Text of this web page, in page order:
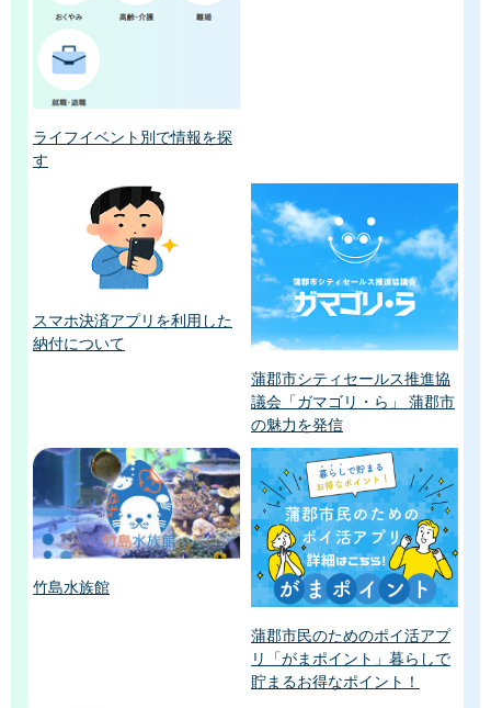
ライフイベント別で情報を探
す
スマホ決済アプリを利用した
納付について
蒲郡市シティセールス推進協
議会「ガマゴリ・ら」 蒲郡市
の魅力を発信
竹島水族館
蒲郡市民のためのポイ活アプ
リ「がまポイント」暮らしで
貯まるお得なポイント！